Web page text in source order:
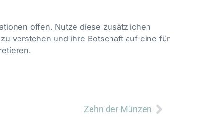
offen. Nutze diese zusätzlichen
verstehen und ihre Botschaft auf eine für
Zehn der Münzen Nächster